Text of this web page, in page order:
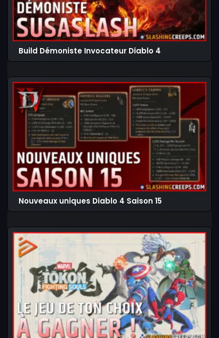
Build Démoniste Invocateur Diablo 4
Nouveaux uniques Diablo 4 Saison 15